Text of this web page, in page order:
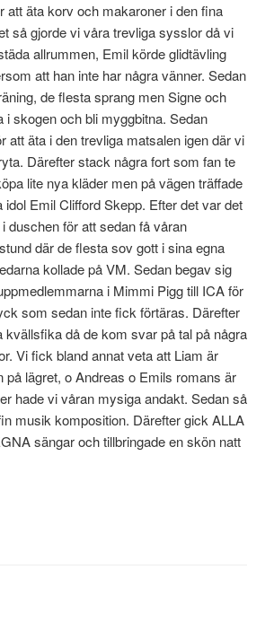
att äta korv och makaroner i den fina
så gjorde vi våra trevliga sysslor då vi
allrummen, Emil körde glidtävling
att han inte har några vänner. Sedan
de flesta sprang men Signe och
i skogen och bli myggbitna. Sedan
att äta i den trevliga matsalen igen där vi
Därefter stack några fort som fan te
lite nya kläder men på vägen träffade
Emil Clifford Skepp. Efter det var det
duschen för att sedan få våran
där de flesta sov gott i sina egna
kollade på VM. Sedan begav sig
i Mimmi Pigg till ICA för
som sedan inte fick förtäras. Därefter
kvällsfika då de kom svar på tal på några
Vi fick bland annat veta att Liam är
på lägret, o Andreas o Emils romans är
hade vi våran mysiga andakt. Sedan så
musik komposition. Därefter gick ALLA
sängar och tillbringade en skön natt